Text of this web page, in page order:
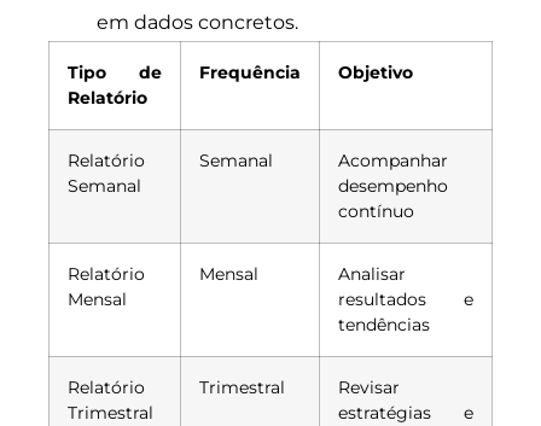
em dados concretos.
Tipo de
Relatório
Frequência Objetivo
Relatório
Semanal
Semanal
Acompanhar
desempenho
contínuo
Relatório
Mensal
Mensal
Analisar
resultados e
tendências
Relatório
Trimestral
Trimestral
Revisar
estratégias e